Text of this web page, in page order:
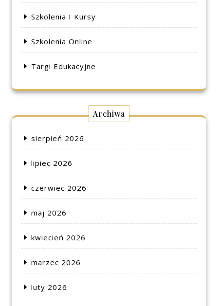
Szkolenia I Kursy
Szkolenia Online
Targi Edukacyjne
Archiwa
sierpień 2026
lipiec 2026
czerwiec 2026
maj 2026
kwiecień 2026
marzec 2026
luty 2026